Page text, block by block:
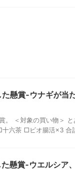
懸賞-ウナギが当
。 ＜対象の買い物＞
六茶 □ビオ腸活×3 合
懸賞-ウエルシア